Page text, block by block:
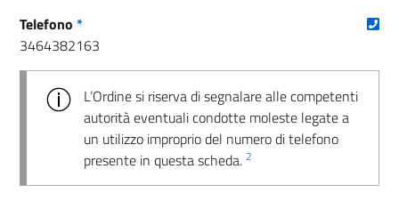
Telefono *
3464382163
L’Ordine si riserva di segnalare alle competenti
autorità eventuali condotte moleste legate a
un utilizzo improprio del numero di telefono
presente in questa scheda. 2